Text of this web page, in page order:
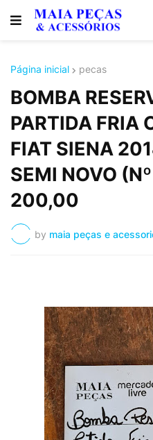
Página inicial pecas
BOMBA
PARTIDA FRIA
FIAT SIENA
SEMI NOVO
200,00
by maia peças e